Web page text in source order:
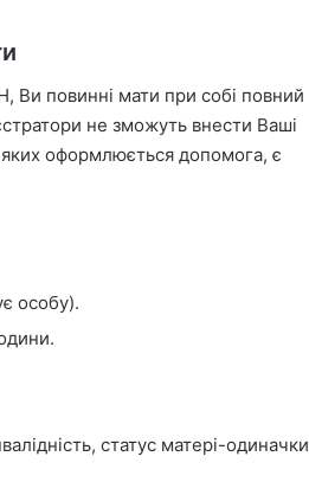
Ви повинні мати при собі повний
не зможуть внести Ваші
яких оформлюється допомога, є
особу).
статус матері-одиначки